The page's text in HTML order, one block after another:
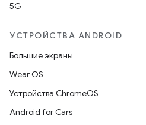
5G
УСТРОЙСТВА ANDROID
Большие экраны
Wear OS
Устройства ChromeOS
Android for Cars